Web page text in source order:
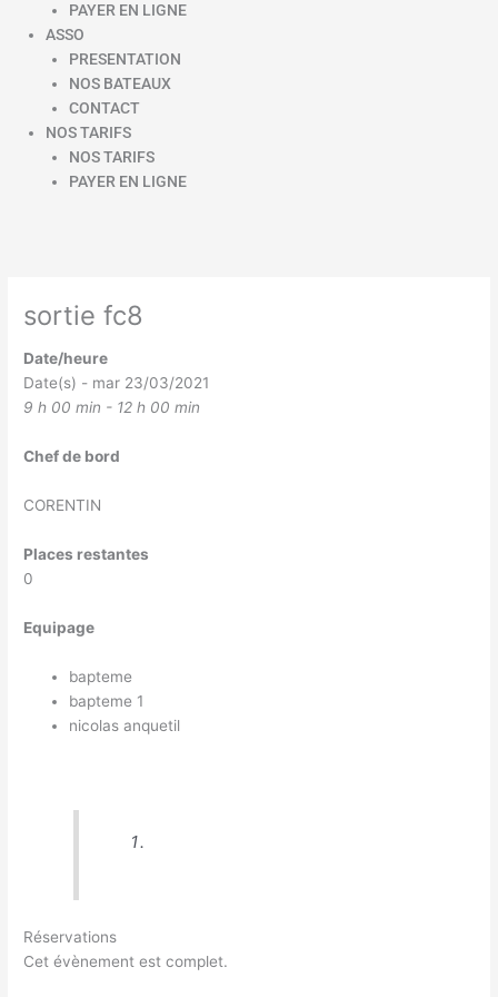
PAYER EN LIGNE
ASSO
PRESENTATION
NOS BATEAUX
CONTACT
NOS TARIFS
NOS TARIFS
PAYER EN LIGNE
sortie fc8
Date/heure
Date(s) - mar 23/03/2021
9 h 00 min - 12 h 00 min
Chef de bord
CORENTIN
Places restantes
0
Equipage
bapteme
bapteme 1
nicolas anquetil
Réservations
Cet évènement est complet.